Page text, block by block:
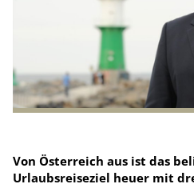
Von Österreich aus ist das
Urlaubsreiseziel heuer mit